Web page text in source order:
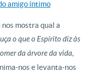
amigo íntimo
nos mostra qual a
o que o Espírito diz às
da árvore da vida,
nos e levanta-nos